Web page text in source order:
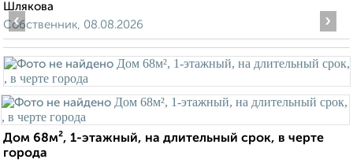
Шлякова
Собственник, 08.08.2026
‹ ›
Дом 68м², 1-этажный, на длительный срок, в черте
города